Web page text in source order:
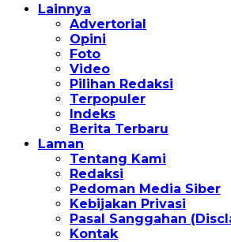
Lainnya
Advertorial
Opini
Foto
Video
Pilihan Redaksi
Terpopuler
Indeks
Berita Terbaru
Laman
Tentang Kami
Redaksi
Pedoman Media Siber
Kebijakan Privasi
Pasal Sanggahan
Kontak